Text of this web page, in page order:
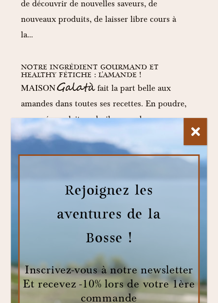
de découvrir de nouvelles saveurs, de
nouveaux produits, de laisser libre cours à
la…
NOTRE INGRÉDIENT GOURMAND ET
HEALTHY FÉTICHE : L’AMANDE !
MAISONGalatàfait la part belle aux
amandes dans toutes ses recettes. En poudre,
en purée, en lait, en huile ou en beurre,
crues, rôties ou légèrement torréfiées, elles
apportent du goût, du moelleux mais aussi
NEWS
RECETTES
Rejoignez les
aventures de la
Bosse !
Inscrivez-vous à notre newsletter
Et recevez -10% lors de votre 1ère
commande